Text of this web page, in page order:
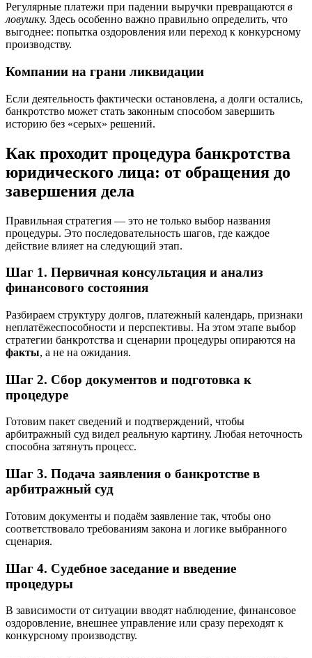
Регулярные платежи при падении выручки превращаются в
ловушку. Здесь особенно важно правильно определить, что
выгоднее: попытка оздоровления или переход к конкурсному
производству.
Компании на грани ликвидации
Если деятельность фактически остановлена, а долги остались,
банкротство может стать законным способом завершить
историю без «серых» решений.
Как проходит процедура банкротства
юридического лица: от обращения до
завершения дела
Правильная стратегия — это не только выбор названия
процедуры. Это последовательность шагов, где каждое
действие влияет на следующий этап.
Шаг 1. Первичная консультация и анализ
финансового состояния
Разбираем структуру долгов, платежный календарь, признаки
неплатёжеспособности и перспективы. На этом этапе выбор
стратегии банкротства и сценарии процедуры опираются на
факты, а не на ожидания.
Шаг 2. Сбор документов и подготовка к
процедуре
Готовим пакет сведений и подтверждений, чтобы
арбитражный суд видел реальную картину. Любая неточность
способна затянуть процесс.
Шаг 3. Подача заявления о банкротстве в
арбитражный суд
Готовим документы и подаём заявление так, чтобы оно
соответствовало требованиям закона и логике выбранного
сценария.
Шаг 4. Судебное заседание и введение
процедуры
В зависимости от ситуации вводят наблюдение, финансовое
оздоровление, внешнее управление или сразу переходят к
конкурсному производству.